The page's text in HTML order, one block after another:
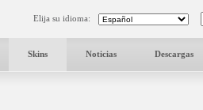
Elija su idioma:
Skins Noticias Descargas